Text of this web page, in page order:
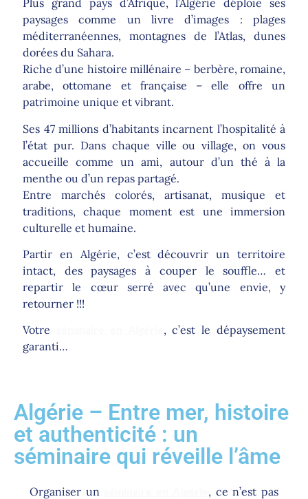
Plus grand pays d’Afrique, l’Algérie déploie ses
paysages comme un livre d’images : plages
méditerranéennes, montagnes de l’Atlas, dunes
dorées du Sahara.
Riche d’une histoire millénaire – berbère, romaine,
arabe, ottomane et française – elle offre un
patrimoine unique et vibrant.
Ses 47 millions d’habitants incarnent l’hospitalité à
l’état pur. Dans chaque ville ou village, on vous
accueille comme un ami, autour d’un thé à la
menthe ou d’un repas partagé.
Entre marchés colorés, artisanat, musique et
traditions, chaque moment est une immersion
culturelle et humaine.
Partir en Algérie, c’est découvrir un territoire
intact, des paysages à couper le souffle… et
repartir le cœur serré avec qu’une envie, y
retourner !!!
Votre
, c’est le dépaysement
garanti…
Algérie – Entre mer, histoire
et authenticité : un
séminaire qui réveille l’âme
Organiser un
, ce n’est pas